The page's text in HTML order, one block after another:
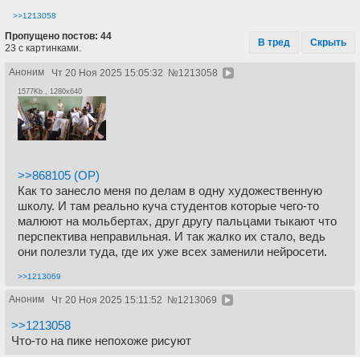
>>1213058
Пропущено постов: 44
23 с картинками.
В тред Скрыть
Аноним Чт 20 Ноя 2025 15:05:32 №1213058
1577Kb , 1280x640
>>868105 (OP)
Как то занесло меня по делам в одну художественную
школу. И там реально куча студентов которые чего-то
малюют на мольбертах, друг другу пальцами тыкают что
перспектива неправильная. И так жалко их стало, ведь
они полезли туда, где их уже всех заменили нейросети.
>>1213069
Аноним Чт 20 Ноя 2025 15:11:52 №1213069
>>1213058
Что-то на пике непохоже рисуют